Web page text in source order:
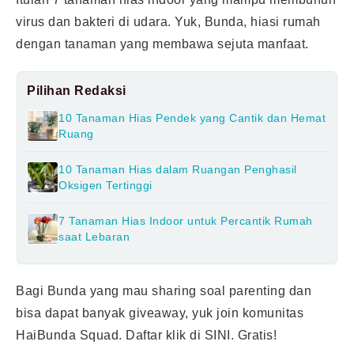
virus dan bakteri di udara. Yuk, Bunda, hiasi rumah
dengan tanaman yang membawa sejuta manfaat.
Pilihan Redaksi
10 Tanaman Hias Pendek yang Cantik dan Hemat
Ruang
10 Tanaman Hias dalam Ruangan Penghasil
Oksigen Tertinggi
7 Tanaman Hias Indoor untuk Percantik Rumah
saat Lebaran
Bagi Bunda yang mau sharing soal parenting dan
bisa dapat banyak giveaway, yuk join komunitas
HaiBunda Squad. Daftar klik di SINI . Gratis!